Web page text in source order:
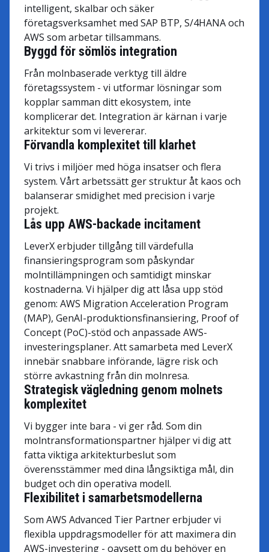
Strategisk vägledning genom molnets
komplexitet
Vi bygger inte bara - vi ger råd. Som din
molntransformationspartner hjälper vi dig att
fatta viktiga arkitekturbeslut som
överensstämmer med dina långsiktiga mål, din
budget och din operativa modell.
intelligent, skalbar och säker
företagsverksamhet med SAP BTP, S/4HANA och
AWS som arbetar tillsammans.
Flexibilitet i samarbetsmodellerna
Som AWS Advanced Tier Partner erbjuder vi
flexibla uppdragsmodeller för att maximera din
AWS-investering - oavsett om du behöver en
Byggd för sömlös integration
Från molnbaserade verktyg till äldre
företagssystem - vi utformar lösningar som
kopplar samman ditt ekosystem, inte
komplicerar det. Integration är kärnan i varje
arkitektur som vi levererar.
Förvandla komplexitet till klarhet
Vi trivs i miljöer med höga insatser och flera
system. Vårt arbetssätt ger struktur åt kaos och
balanserar smidighet med precision i varje
projekt.
Lås upp AWS-backade incitament
LeverX erbjuder tillgång till värdefulla
finansieringsprogram som påskyndar
molntillämpningen och samtidigt minskar
kostnaderna. Vi hjälper dig att låsa upp stöd
genom: AWS Migration Acceleration Program
(MAP), GenAI-produktionsfinansiering, Proof of
Concept (PoC)-stöd och anpassade AWS-
investeringsplaner. Att samarbeta med LeverX
innebär snabbare införande, lägre risk och
större avkastning från din molnresa.